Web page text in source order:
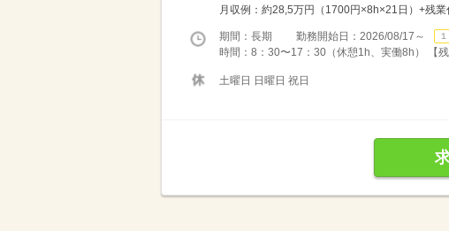
月収例：約28,5万円（1700円×8h×21日）+残
期間：長期 勤務開始日：2026/08/17～
時間：8：30〜17：30（休憩1h、実働8h） 【
土曜日 日曜日 祝日